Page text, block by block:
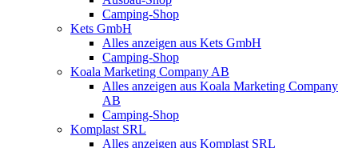
Camping-Shop
Kets GmbH
Alles anzeigen aus Kets GmbH
Camping-Shop
Koala Marketing Company AB
Alles anzeigen aus Koala Marketing Company
AB
Camping-Shop
Komplast SRL
Alles anzeigen aus Komplast SRL